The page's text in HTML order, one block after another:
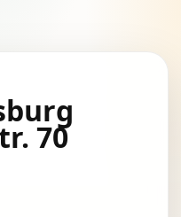
70